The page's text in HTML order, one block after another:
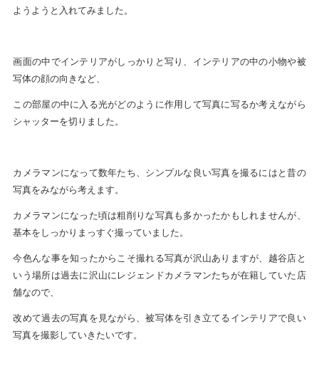
ようようと入れてみました。
画面の中でインテリアがしっかりと写り、インテリアの中の小物や被
写体の顔の向きなど、
この部屋の中に入る光がどのように作用して写真に写るか考えながら
シャッターを切りました。
カメラマンになって数年たち、シンプルな良い写真を撮るにはと昔の
写真をみながら考えます。
カメラマンになった頃は粗削りな写真も多かったかもしれませんが、
基本をしっかりまっすぐ撮っていました。
今色んな事を知ったからこそ撮れる写真が沢山ありますが、越谷店と
いう場所は過去に沢山にレジェンドカメラマンたちが在籍していた店
舗なので、
改めて過去の写真を見ながら、被写体を引き立てるインテリアで良い
写真を撮影していきたいです。